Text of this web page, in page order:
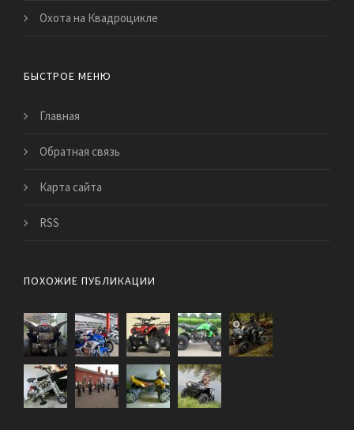
Охота на Квадроцикле
БЫСТРОЕ МЕНЮ
Главная
Обратная связь
Карта сайта
RSS
ПОХОЖИЕ ПУБЛИКАЦИИ